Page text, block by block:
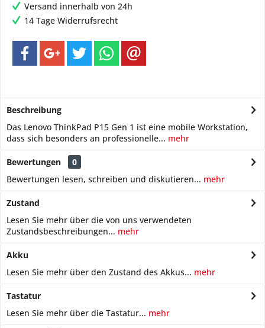
Versand innerhalb von 24h
14 Tage Widerrufsrecht
Beschreibung
Das Lenovo ThinkPad P15 Gen 1 ist eine mobile Workstation,
dass sich besonders an professionelle... mehr
Bewertungen
0
Bewertungen lesen, schreiben und diskutieren... mehr
Zustand
Lesen Sie mehr über die von uns verwendeten
Zustandsbeschreibungen... mehr
Akku
Lesen Sie mehr über den Zustand des Akkus... mehr
Tastatur
Lesen Sie mehr über die Tastatur... mehr